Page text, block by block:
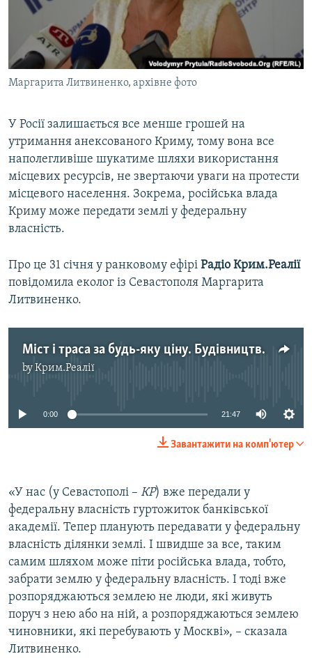
ВІДЕОУРОКИ «ELIFBE»
СВІДЧЕННЯ ОКУПАЦІЇ
УКРАЇНСЬКА ПРОБЛЕМА КРИМУ
ІНФОГРАФІКА
Русский
Qırımtatar
ДОЛУЧАЙСЯ!
Усі сайти RFE/RL
Маргарита Литвиненко, архівне фото
У Росії залишається все менше грошей на
утримання анексованого Криму, тому вона все
наполегливіше шукатиме шляхи використання
місцевих ресурсів, не звертаючи уваги на протести
місцевого населення. Зокрема, російська влада
Криму може передати землі у федеральну
власність.
Про це 31 січня у ранковому ефірі Радіо Крим.Реалії
повідомила еколог із Севастополя Маргарита
Литвиненко.
Міст і траса за будь-яку ціну. Будівництво кар'єрів в Криму
byКрим.Реалії
0:00 21:47
Завантажити на комп'ютер
«У нас (у Севастополі – КР) вже передали у
федеральну власність гуртожиток банківської
академії. Тепер планують передавати у федеральну
власність ділянки землі. І швидше за все, таким
самим шляхом може піти російська влада, тобто,
забрати землю у федеральну власність. І тоді вже
розпоряджаються землею не люди, які живуть
поруч з нею або на ній, а розпоряджаються землею
чиновники, які перебувають у Москві», – сказала
Литвиненко.